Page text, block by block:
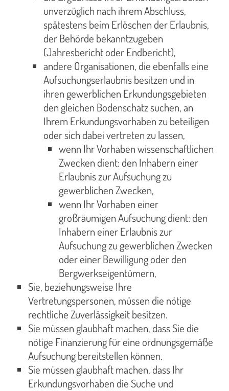
unverzüglich nach ihrem Abschluss,
spätestens beim Erlöschen der Erlaubnis,
der Behörde bekanntzugeben
(Jahresbericht oder Endbericht),
andere Organisationen, die ebenfalls eine
Aufsuchungserlaubnis besitzen und in
ihren gewerblichen Erkundungsgebieten
den gleichen Bodenschatz suchen, an
Ihrem Erkundungsvorhaben zu beteiligen
oder sich dabei vertreten zu lassen,
wenn Ihr Vorhaben wissenschaftlichen
Zwecken dient: den Inhabern einer
Erlaubnis zur Aufsuchung zu
gewerblichen Zwecken,
wenn Ihr Vorhaben einer
großräumigen Aufsuchung dient: den
Inhabern einer Erlaubnis zur
Aufsuchung zu gewerblichen Zwecken
oder einer Bewilligung oder den
Bergwerkseigentümern,
Sie, beziehungsweise Ihre
Vertretungspersonen, müssen die nötige
rechtliche Zuverlässigkeit besitzen.
Sie müssen glaubhaft machen, dass Sie die
nötige Finanzierung für eine ordnungsgemäße
Aufsuchung bereitstellen können.
Sie müssen glaubhaft machen, dass Ihr
Erkundungsvorhaben die Suche und